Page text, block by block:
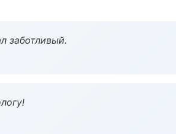
заботливый.